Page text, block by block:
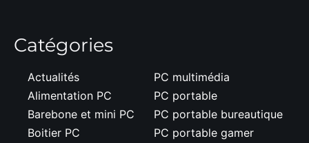
Catégories
Actualités
Alimentation PC
Barebone et mini PC
Boitier PC
PC multimédia
PC portable
PC portable bureautique
PC portable gamer